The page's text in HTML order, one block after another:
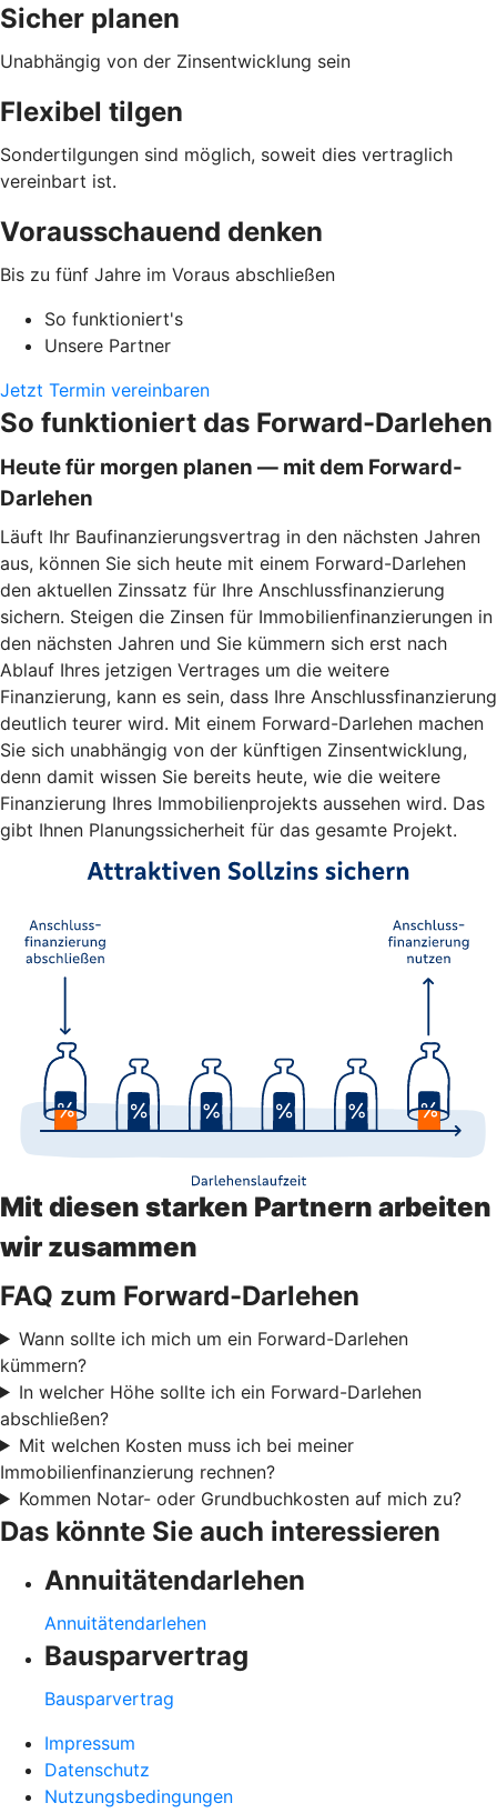
Sicher planen
Unabhängig von der Zinsentwicklung sein
Flexibel tilgen
Sondertilgungen sind möglich, soweit dies vertraglich
vereinbart ist.
Vorausschauend denken
Bis zu fünf Jahre im Voraus abschließen
So funktioniert's
Unsere Partner
Jetzt Termin vereinbaren
So funktioniert das Forward-Darlehen
Heute für morgen planen — mit dem Forward-
Darlehen
Läuft Ihr Baufinanzierungsvertrag in den nächsten Jahren
aus, können Sie sich heute mit einem Forward-Darlehen
den aktuellen Zinssatz für Ihre Anschlussfinanzierung
sichern. Steigen die Zinsen für Immobilienfinanzierungen in
den nächsten Jahren und Sie kümmern sich erst nach
Ablauf Ihres jetzigen Vertrages um die weitere
Finanzierung, kann es sein, dass Ihre Anschlussfinanzierung
deutlich teurer wird. Mit einem Forward-Darlehen machen
Sie sich unabhängig von der künftigen Zinsentwicklung,
denn damit wissen Sie bereits heute, wie die weitere
Finanzierung Ihres Immobilienprojekts aussehen wird. Das
gibt Ihnen Planungssicherheit für das gesamte Projekt.
Mit diesen starken Partnern arbeiten
wir zusammen
FAQ zum Forward-Darlehen
Wann sollte ich mich um ein Forward-Darlehen
kümmern?
In welcher Höhe sollte ich ein Forward-Darlehen
abschließen?
Mit welchen Kosten muss ich bei meiner
Immobilienfinanzierung rechnen?
Kommen Notar- oder Grundbuchkosten auf mich zu?
Das könnte Sie auch interessieren
Annuitätendarlehen
Annuitätendarlehen
Bausparvertrag
Bausparvertrag
Impressum
Datenschutz
Nutzungsbedingungen